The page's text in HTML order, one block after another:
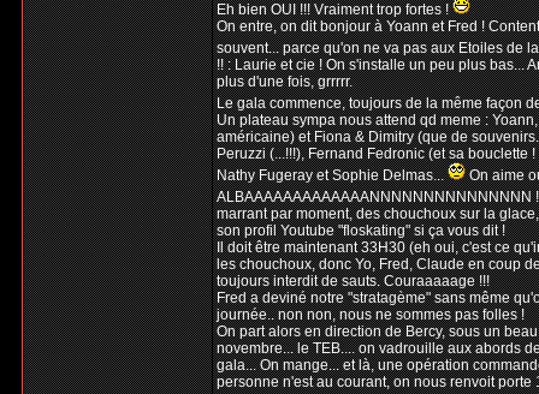
Eh bien OUI !!! Vraiment trop fortes !
On entre, on dit bonjour à Yoann et Fred !
souvent... parce qu'on ne va pas aux Etoiles de
!! : Laurie et cie ! On s'installe un peu plus bas...
plus d'une fois, grrrrr.
Le gala commence, toujours de la même façon
Un plateau sympa nous attend qd meme :
américaine) et Fiona & Dimitry (que de
Peruzzi (...!!!), Fernand Fedronic (et sa
Nathy Fugeray et Sophie Delmas...
On aime
ALBAAAAAAAAAAAAANNNNNNNNNNNNNNN
marrant par moment, des chouchoux sur la
son profil Youtube "floskating" si ça vous dit !
Il doit être maintenant 33H30 (eh oui, c'est ce
les chouchoux, donc Yo, Fred, Claude en coup
toujours interdit de sauts. Couraaaaage !!!
Fred a deviné notre "stratagème" sans même
journée.. non non, nous ne sommes pas folles !
On part alors en direction de Bercy, sous un
novembre... le TEB.... on vadrouille aux abords
gala... On mange... et là, une opération
personne n'est au courant, on nous renvoit